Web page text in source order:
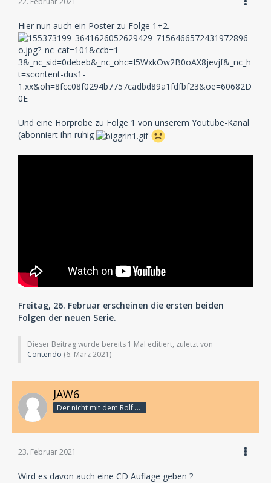
Hier nun auch ein Poster zu Folge 1+2.
Und eine Hörprobe zu Folge 1 von unserem Youtube-Kanal
(abonniert ihn ruhig
Freitag, 26. Februar erscheinen die ersten beiden
Folgen der neuen Serie.
Dieser Beitrag wurde bereits 1 Mal editiert, zuletzt von
Contendo (6. März 2021)
JAW6
Der nicht mit dem Rolf schranzt
23. Februar 2021
Wird es davon auch eine CD Auflage geben ?